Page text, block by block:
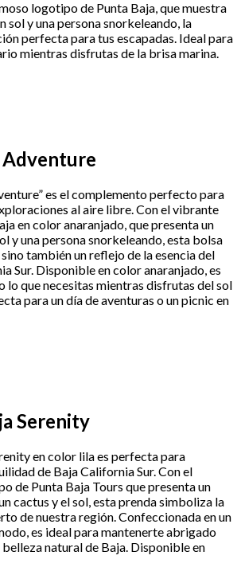
logotipo de Punta Baja, que muestra
sol y una persona snorkeleando, la
perfecta para tus escapadas. Ideal para
mientras disfrutas de la brisa marina.
Adventure
es el complemento perfecto para
al aire libre. Con el vibrante
en color anaranjado, que presenta un
y una persona snorkeleando, esta bolsa
también un reflejo de la esencia del
Sur. Disponible en color anaranjado, es
lo que necesitas mientras disfrutas del sol
para un día de aventuras o un picnic en
Serenity
en color lila es perfecta para
de Baja California Sur. Con el
de Punta Baja Tours que presenta un
cactus y el sol, esta prenda simboliza la
de nuestra región. Confeccionada en un
es ideal para mantenerte abrigado
natural de Baja. Disponible en